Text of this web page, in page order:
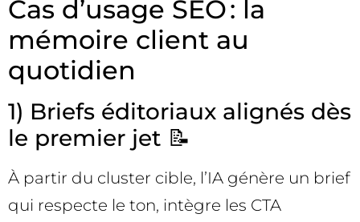
Cas d’usage SEO : la
mémoire client au
quotidien
1) Briefs éditoriaux alignés dès
le premier jet 📝
À partir du cluster cible, l’IA génère un brief
qui respecte le ton, intègre les CTA